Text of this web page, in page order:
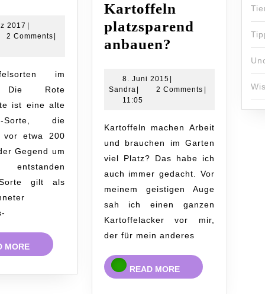
Sternrenette‘
2017 23.
März
2 Comments
im
Die Rote
ist eine alte
Sorte, die
vor etwa 200
Gegend um
entstanden
gilt als
MORE
READ
MORE
Kartoffeln
platzsparend
anbauen? Experiment
–
Kartoffeln
platzsparend
anbauen?
8. Juni 20158.
Juni
Sandra Sandra2 Comments
11:05
Kartoffeln machen Arbeit
und brauchen im Garten
viel Platz? Das habe ich
auch immer gedacht. Vor
meinem geistigen Auge
sah ich einen ganzen
Kartoffelacker vor mir,
der für mein anderes
READ MORE
READ
MORE